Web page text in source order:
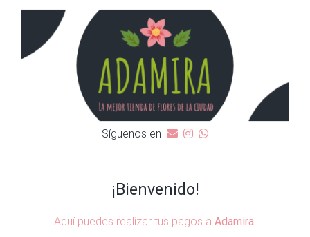
Síguenos en
¡Bienvenido!
Aquí puedes realizar tus pagos a Adamira